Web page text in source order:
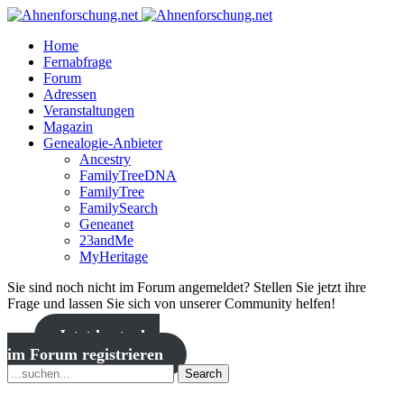
Home
Fernabfrage
Forum
Adressen
Veranstaltungen
Magazin
Genealogie-Anbieter
Ancestry
FamilyTreeDNA
FamilyTree
FamilySearch
Geneanet
23andMe
MyHeritage
Sie sind noch nicht im Forum angemeldet? Stellen Sie jetzt ihre
Frage und lassen Sie sich von unserer Community helfen!
Jetzt kostenlos
im Forum registrieren
Search